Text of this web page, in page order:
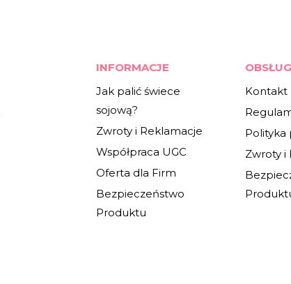
INFORMACJE
Jak palić świece
sojową?
Zwroty i Reklamacje
Współpraca UGC
Oferta dla Firm
Bezpieczeństwo
Produktu
Kontakt
Polityka
Zwroty i